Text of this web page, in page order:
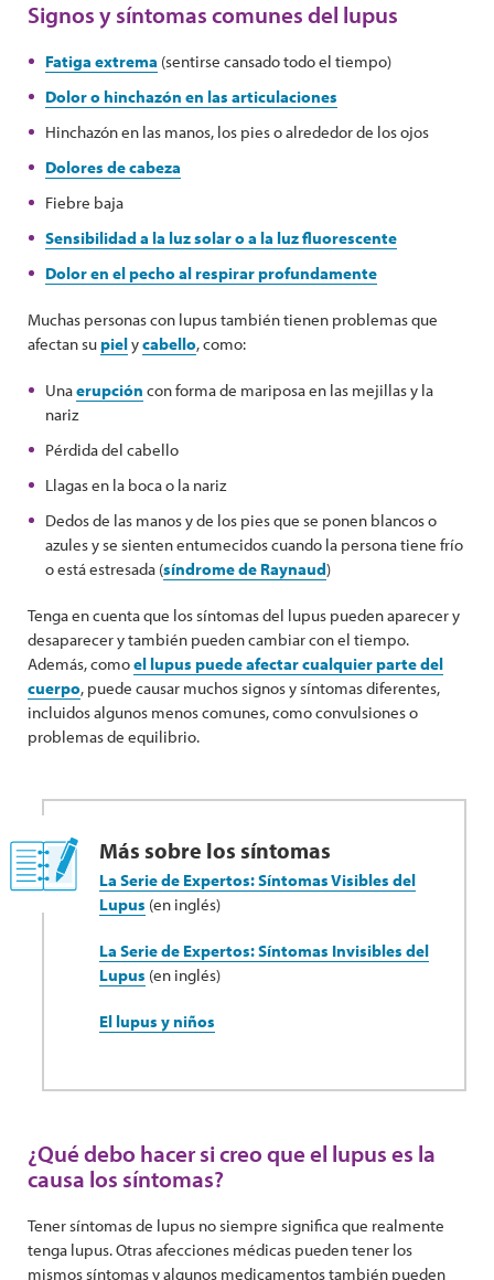
Signos y síntomas comunes del lupus
Fatiga extrema (sentirse cansado todo el tiempo)
Dolor o hinchazón en las articulaciones
Hinchazón en las manos, los pies o alrededor de los ojos
Dolores de cabeza
Fiebre baja
Sensibilidad a la luz solar o a la luz fluorescente
Dolor en el pecho al respirar profundamente
Muchas personas con lupus también tienen problemas que
afectan supielycabello, como:
Unaerupción con forma de mariposa en las mejillas y la
nariz
Pérdida del cabello
Llagas en la boca o la nariz
Dedos de las manos y de los pies que se ponen blancos o
azules y se sienten entumecidos cuando la persona tiene frío
o está estresada (síndrome de Raynaud)
Tenga en cuenta que los síntomas del lupus pueden aparecer y
desaparecer y también pueden cambiar con el tiempo.
Además, comoel lupus puede afectar cualquier parte del
cuerpo, puede causar muchos signos y síntomas diferentes,
incluidos algunos menos comunes, como convulsiones o
problemas de equilibrio.
Más sobre los síntomas
La Serie de Expertos: Síntomas Visibles del
Lupus (en inglés)
La Serie de Expertos: Síntomas Invisibles del
Lupus (en inglés)
El lupus y niños
¿Qué debo hacer si creo que el lupus es la
causa los síntomas?
Tener síntomas de lupus no siempre significa que realmente
tenga lupus. Otras afecciones médicas pueden tener los
mismos síntomas y algunos medicamentos también pueden